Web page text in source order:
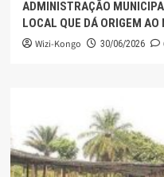
ADMINISTRAÇÃO
LOCAL QUE DÁ ORIGEM AO
Wizi-Kongo 30/06/2026